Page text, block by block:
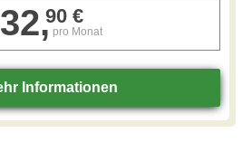
32,90 €
pro Monat